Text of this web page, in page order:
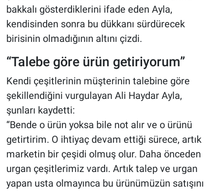
bakkalı gösterdiklerini ifade eden Ayla,
kendisinden sonra bu dükkanı sürdürecek
birisinin olmadığının altını çizdi.
“Talebe göre ürün getiriyorum”
Kendi çeşitlerinin müşterinin talebine göre
şekillendiğini vurgulayan Ali Haydar Ayla,
şunları kaydetti:
“Bende o ürün yoksa bile not alır ve o ürünü
getirtirim. O ihtiyaç devam ettiği sürece, artık
marketin bir çeşidi olmuş olur. Daha önceden
urgan çeşitlerimiz vardı. Artık talep ve urgan
yapan usta olmayınca bu ürünümüzün satışını